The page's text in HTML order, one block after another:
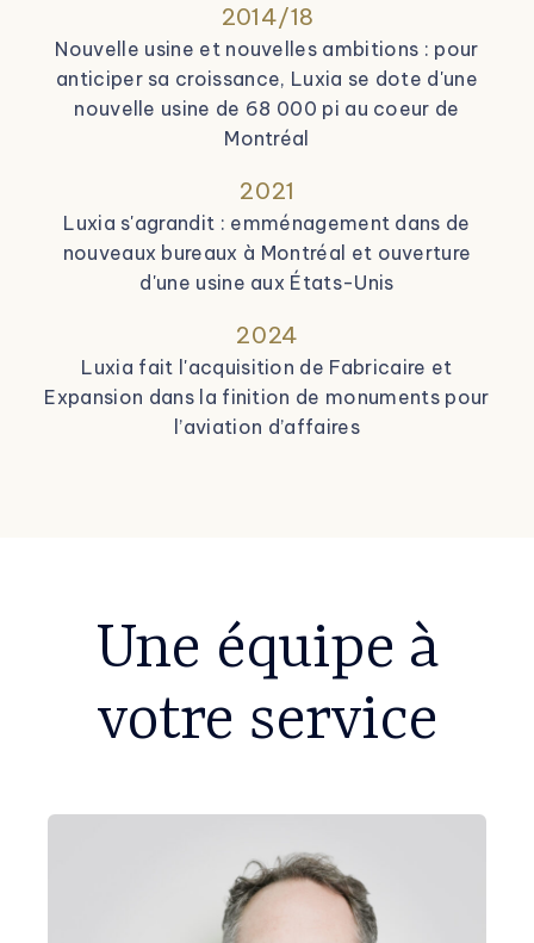
2014/18
Nouvelle usine et nouvelles ambitions : pour
anticiper sa croissance, Luxia se dote d'une
nouvelle usine de 68 000 pi au coeur de
Montréal
2021
Luxia s'agrandit : emménagement dans de
nouveaux bureaux à Montréal et ouverture
d'une usine aux États-Unis
2024
Luxia fait l'acquisition de Fabricaire et
Expansion dans la finition de monuments pour
l’aviation d’affaires
Une équipe à
votre service